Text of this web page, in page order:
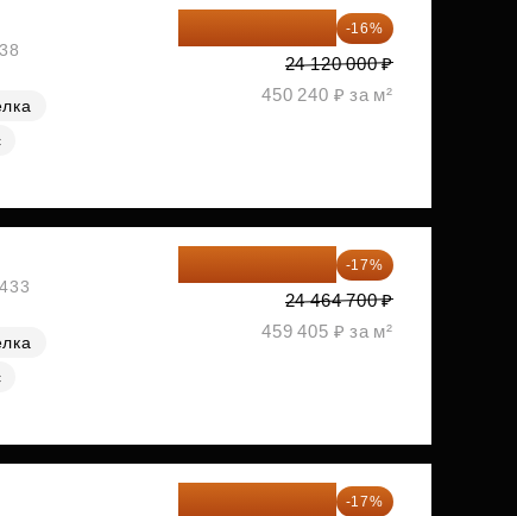
-16%
24 120 000 ₽
450 240 ₽ за м²
-17%
24 464 700 ₽
459 405 ₽ за м²
-17%